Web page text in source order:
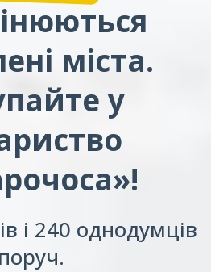
міста.
у
і 240 однодумців
поруч.